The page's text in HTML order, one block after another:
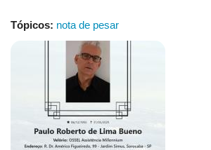
Tópicos: nota de pesar